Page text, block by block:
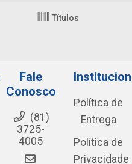
Títulos
Fale
Conosco
(81)
3725-
4005
Política de
Entrega
Política de
Privacidade